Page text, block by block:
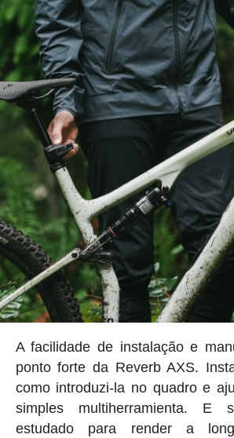
A facilidade de instalação e
ponto forte da Reverb AXS.
como introduzi-la no quadro e
simples multiherramienta. E
estudado para render a